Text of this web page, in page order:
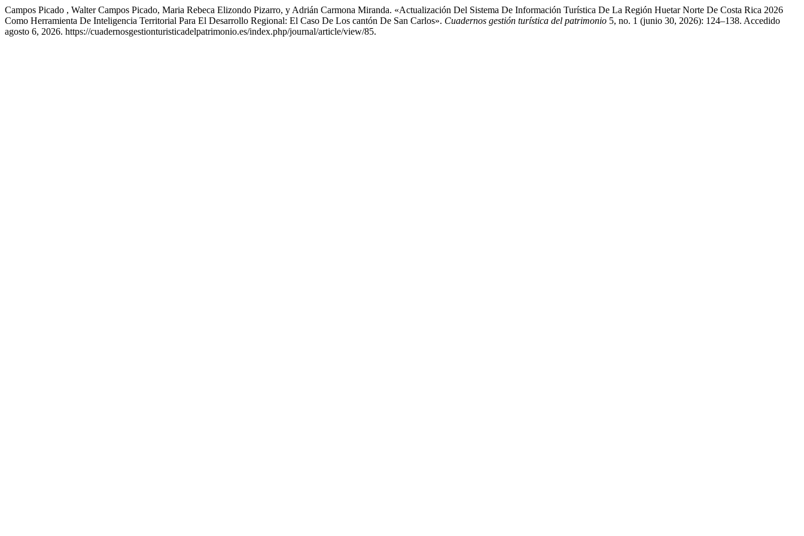
Campos Picado , Walter Campos Picado, Maria Rebeca Elizondo Pizarro, y Adrián Carmona Miranda. «Actualización Del Sistema De Información Turística De La Región Huetar Norte De Costa Rica 2026
Como Herramienta De Inteligencia Territorial Para El Desarrollo Regional: El Caso De Los cantón De San Carlos». Cuadernos gestión turística del patrimonio 5, no. 1 (junio 30, 2026): 124–138. Accedido
agosto 6, 2026. https://cuadernosgestionturisticadelpatrimonio.es/index.php/journal/article/view/85.